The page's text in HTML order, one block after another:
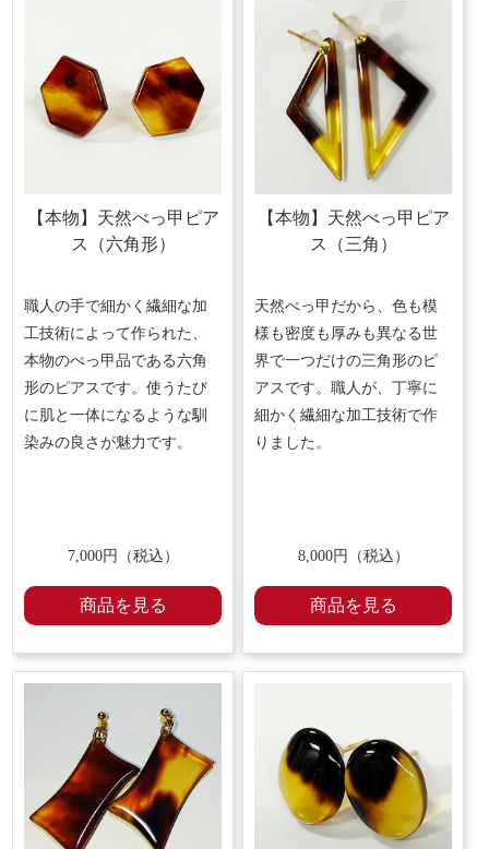
【本物】天然べっ甲ピア
ス（六角形）
職人の手で細かく繊細な加
工技術によって作られた、
本物のべっ甲品である六角
形のピアスです。使うたび
に肌と一体になるような馴
染みの良さが魅力です。
7,000円（税込）
商品を見る
【本物】天然べっ甲ピア
ス（三角）
天然べっ甲だから、色も模
様も密度も厚みも異なる世
界で一つだけの三角形のピ
アスです。職人が、丁寧に
細かく繊細な加工技術で作
りました。
8,000円（税込）
商品を見る